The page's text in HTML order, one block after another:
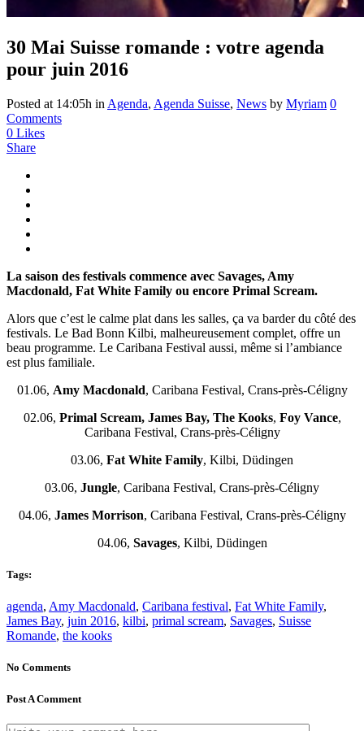
30 Mai Suisse romande : votre agenda
pour juin 2016
Posted at 14:05h in Agenda, Agenda Suisse, News by Myriam 0
Comments
0 Likes
Share
La saison des festivals commence avec Savages, Amy
Macdonald, Fat White Family ou encore Primal Scream.
Alors que c’est le calme plat dans les salles, ça va barder du côté des
festivals. Le Bad Bonn Kilbi, malheureusement complet, offre un
beau programme. Le Caribana Festival aussi, même si l’ambiance
est plus familiale.
01.06, Amy Macdonald, Caribana Festival, Crans-près-Céligny
02.06, Primal Scream, James Bay, The Kooks, Foy Vance,
Caribana Festival, Crans-près-Céligny
03.06, Fat White Family, Kilbi, Düdingen
03.06, Jungle, Caribana Festival, Crans-près-Céligny
04.06, James Morrison, Caribana Festival, Crans-près-Céligny
04.06, Savages, Kilbi, Düdingen
Tags:
agenda, Amy Macdonald, Caribana festival, Fat White Family,
James Bay, juin 2016, kilbi, primal scream, Savages, Suisse
Romande, the kooks
No Comments
Post A Comment